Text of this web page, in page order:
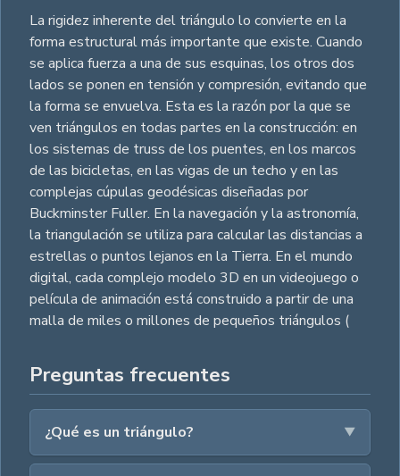
La rigidez inherente del triángulo lo convierte en la
forma estructural más importante que existe. Cuando
se aplica fuerza a una de sus esquinas, los otros dos
lados se ponen en tensión y compresión, evitando que
la forma se envuelva. Esta es la razón por la que se
ven triángulos en todas partes en la construcción: en
los sistemas de truss de los puentes, en los marcos
de las bicicletas, en las vigas de un techo y en las
complejas cúpulas geodésicas diseñadas por
Buckminster Fuller. En la navegación y la astronomía,
la triangulación se utiliza para calcular las distancias a
estrellas o puntos lejanos en la Tierra. En el mundo
digital, cada complejo modelo 3D en un videojuego o
película de animación está construido a partir de una
malla de miles o millones de pequeños triángulos (
Preguntas frecuentes
¿Qué es un triángulo?